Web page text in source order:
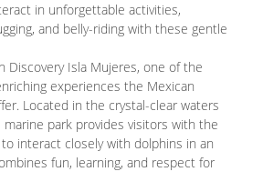
in unforgettable activities,
and belly-riding with these gentle
Discovery Isla Mujeres, one of the
experiences the Mexican
Located in the crystal-clear waters
park provides visitors with the
interact closely with dolphins in an
fun, learning, and respect for